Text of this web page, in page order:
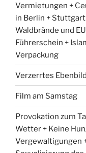
Vermietungen +
in Berlin +
Waldbrände und
Führerschein +
Verpackung
Verzerrtes
Film am Samstag
Provokation zum
Wetter + Keine
Vergewaltigungen